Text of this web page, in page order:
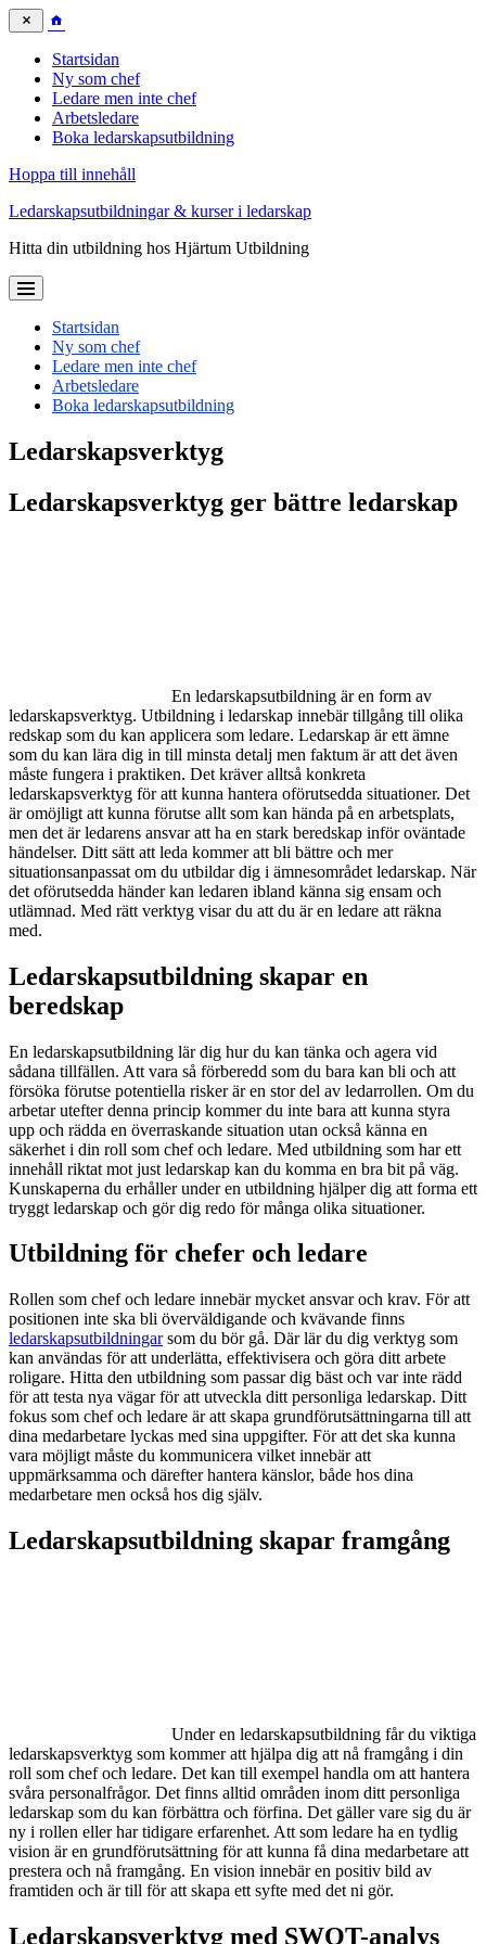
Startsidan
Ny som chef
Ledare men inte chef
Arbetsledare
Boka ledarskapsutbildning
Hoppa till innehåll
Ledarskapsutbildningar & kurser i ledarskap
Hitta din utbildning hos Hjärtum Utbildning
Startsidan
Ny som chef
Ledare men inte chef
Arbetsledare
Boka ledarskapsutbildning
Ledarskapsverktyg
Ledarskapsverktyg ger bättre ledarskap
En ledarskapsutbildning är en form av
ledarskapsverktyg. Utbildning i ledarskap innebär tillgång till olika
redskap som du kan applicera som ledare. Ledarskap är ett ämne
som du kan lära dig in till minsta detalj men faktum är att det även
måste fungera i praktiken. Det kräver alltså konkreta
ledarskapsverktyg för att kunna hantera oförutsedda situationer. Det
är omöjligt att kunna förutse allt som kan hända på en arbetsplats,
men det är ledarens ansvar att ha en stark beredskap inför oväntade
händelser. Ditt sätt att leda kommer att bli bättre och mer
situationsanpassat om du utbildar dig i ämnesområdet ledarskap. När
det oförutsedda händer kan ledaren ibland känna sig ensam och
utlämnad. Med rätt verktyg visar du att du är en ledare att räkna
med.
Ledarskapsutbildning skapar en
beredskap
En ledarskapsutbildning lär dig hur du kan tänka och agera vid
sådana tillfällen. Att vara så förberedd som du bara kan bli och att
försöka förutse potentiella risker är en stor del av ledarrollen. Om du
arbetar utefter denna princip kommer du inte bara att kunna styra
upp och rädda en överraskande situation utan också känna en
säkerhet i din roll som chef och ledare. Med utbildning som har ett
innehåll riktat mot just ledarskap kan du komma en bra bit på väg.
Kunskaperna du erhåller under en utbildning hjälper dig att forma ett
tryggt ledarskap och gör dig redo för många olika situationer.
Utbildning för chefer och ledare
Rollen som chef och ledare innebär mycket ansvar och krav. För att
positionen inte ska bli överväldigande och kvävande finns
ledarskapsutbildningarsom du bör gå. Där lär du dig verktyg som
kan användas för att underlätta, effektivisera och göra ditt arbete
roligare. Hitta den utbildning som passar dig bäst och var inte rädd
för att testa nya vägar för att utveckla ditt personliga ledarskap. Ditt
fokus som chef och ledare är att skapa grundförutsättningarna till att
dina medarbetare lyckas med sina uppgifter. För att det ska kunna
vara möjligt måste du kommunicera vilket innebär att
uppmärksamma och därefter hantera känslor, både hos dina
medarbetare men också hos dig själv.
Ledarskapsutbildning skapar framgång
Under en ledarskapsutbildning får du viktiga
ledarskapsverktyg som kommer att hjälpa dig att nå framgång i din
roll som chef och ledare. Det kan till exempel handla om att hantera
svåra personalfrågor. Det finns alltid områden inom ditt personliga
ledarskap som du kan förbättra och förfina. Det gäller vare sig du är
ny i rollen eller har tidigare erfarenhet. Att som ledare ha en tydlig
vision är en grundförutsättning för att kunna få dina medarbetare att
prestera och nå framgång. En vision innebär en positiv bild av
framtiden och är till för att skapa ett syfte med det ni gör.
Ledarskapsverktyg med SWOT-analys